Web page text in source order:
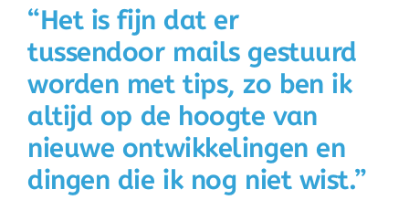
“Het is fijn dat er
tussendoor mails gestuurd
worden met tips, zo ben ik
altijd op de hoogte van
nieuwe ontwikkelingen en
dingen die ik nog niet wist.”